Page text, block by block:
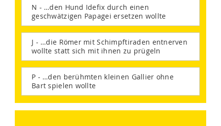
N - …den Hund Idefix durch einen
geschwätzigen Papagei ersetzen wollte
J - …die Römer mit Schimpftiraden entnerven
wollte statt sich mit ihnen zu prügeln
P - …den berühmten kleinen Gallier ohne
Bart spielen wollte